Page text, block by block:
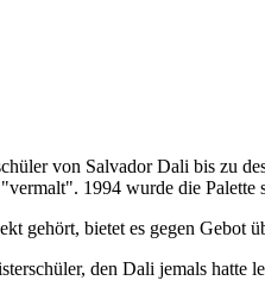
von Salvador Dali bis zu
1994 wurde die
gehört, bietet es gegen Gebot
den Dali jemals hatte